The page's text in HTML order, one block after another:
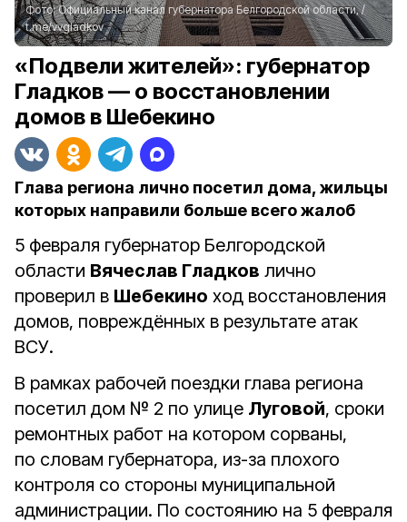
Фото:Официальный канал губернатора Белгородской области, /
t.me/vvgladkov
«Подвели жителей»: губернатор
Гладков — о восстановлении
домов в Шебекино
Глава региона лично посетил дома, жильцы
которых направили больше всего жалоб
5 февраля губернатор Белгородской
области Вячеслав Гладков лично
проверил в Шебекино ход восстановления
домов, повреждённых в результате атак
ВСУ.
В рамках рабочей поездки глава региона
посетил дом № 2 по улице Луговой, сроки
ремонтных работ на котором сорваны,
по словам губернатора, из-за плохого
контроля со стороны муниципальной
администрации. По состоянию на 5 февраля